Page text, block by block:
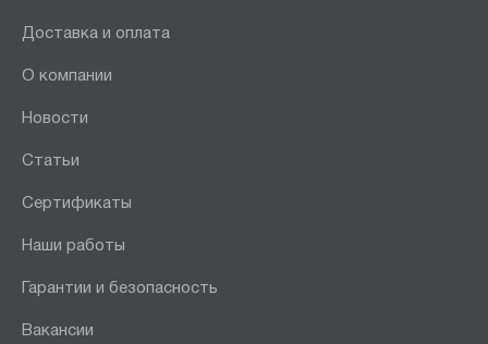
Доставка и оплата
О компании
Новости
Статьи
Сертификаты
Наши работы
Гарантии и безопасность
Вакансии